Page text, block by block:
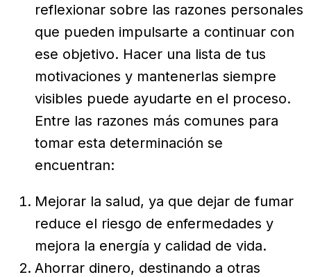
reflexionar sobre las razones personales
que pueden impulsarte a continuar con
ese objetivo. Hacer una lista de tus
motivaciones y mantenerlas siempre
visibles puede ayudarte en el proceso.
Entre las razones más comunes para
tomar esta determinación se
encuentran:
Mejorar la salud, ya que dejar de fumar
reduce el riesgo de enfermedades y
mejora la energía y calidad de vida.
Ahorrar dinero, destinando a otras